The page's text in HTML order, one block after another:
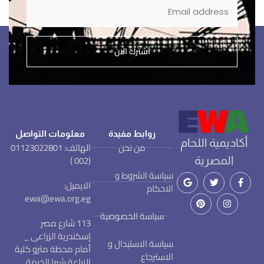
اشترك الان
أكاديمية اللحام
المصرية
روابط مفيدة
من نحن
سياسة الشروط و
الاحكام
سياسة الخصوصية
سياسة الاستبدال و
الاسترجاع
معلومات التواصل
الهاتف: 01123022801
(002 )
الايميل:
ewa@ewa.org.eg
113 شارع مصر
إسكندرية الزراعى _
أمام محطة مترو كلية